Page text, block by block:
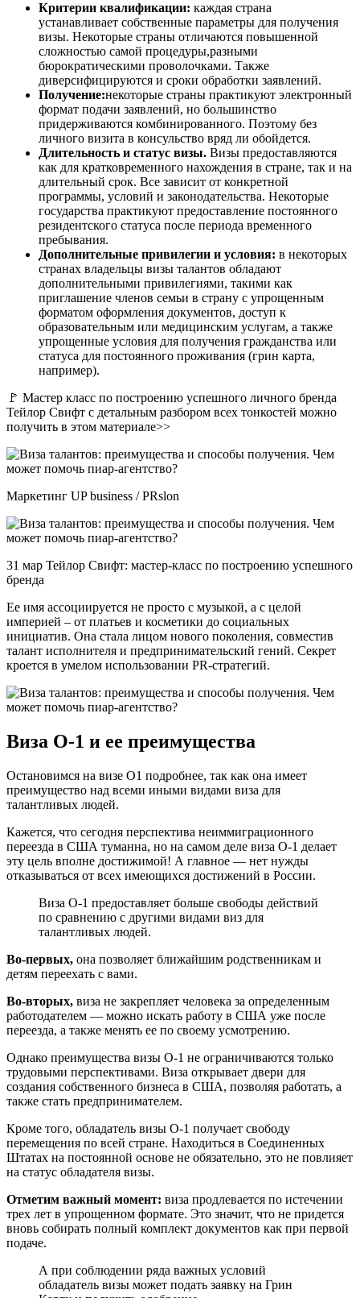
Критерии квалификации: каждая страна
устанавливает собственные параметры для получения
визы. Некоторые страны отличаются повышенной
сложностью самой процедуры,разными
бюрократическими проволочками. Также
диверсифицируются и сроки обработки заявлений.
Получение:некоторые страны практикуют электронный
формат подачи заявлений, но большинство
придерживаются комбинированного. Поэтому без
личного визита в консульство вряд ли обойдется.
Длительность и статус визы. Визы предоставляются
как для кратковременного нахождения в стране, так и на
длительный срок. Все зависит от конкретной
программы, условий и законодательства. Некоторые
государства практикуют предоставление постоянного
резидентского статуса после периода временного
пребывания.
Дополнительные привилегии и условия: в некоторых
странах владельцы визы талантов обладают
дополнительными привилегиями, такими как
приглашение членов семьи в страну с упрощенным
форматом оформления документов, доступ к
образовательным или медицинским услугам, а также
упрощенные условия для получения гражданства или
статуса для постоянного проживания (грин карта,
например).
🚩 Мастер класс по построению успешного личного бренда
Тейлор Свифт с детальным разбором всех тонкостей можно
получить в этом материале>>
Маркетинг UP business / PRslon
31 мар Тейлор Свифт: мастер-класс по построению успешного
бренда
Ее имя ассоциируется не просто с музыкой, а с целой
империей – от платьев и косметики до социальных
инициатив. Она стала лицом нового поколения, совместив
талант исполнителя и предпринимательский гений. Секрет
кроется в умелом использовании PR-стратегий.
Виза О-1 и ее преимущества
Остановимся на визе О1 подробнее, так как она имеет
преимущество над всеми иными видами виза для
талантливых людей.
Кажется, что сегодня перспектива неиммиграционного
переезда в США туманна, но на самом деле виза О-1 делает
эту цель вполне достижимой! А главное — нет нужды
отказываться от всех имеющихся достижений в России.
Виза О-1 предоставляет больше свободы действий
по сравнению с другими видами виз для
талантливых людей.
Во-первых, она позволяет ближайшим родственникам и
детям переехать с вами.
Во-вторых, виза не закрепляет человека за определенным
работодателем — можно искать работу в США уже после
переезда, а также менять ее по своему усмотрению.
Однако преимущества визы О-1 не ограничиваются только
трудовыми перспективами. Виза открывает двери для
создания собственного бизнеса в США, позволяя работать, а
также стать предпринимателем.
Кроме того, обладатель визы О-1 получает свободу
перемещения по всей стране. Находиться в Соединенных
Штатах на постоянной основе не обязательно, это не повлияет
на статус обладателя визы.
Отметим важный момент: виза продлевается по истечении
трех лет в упрощенном формате. Это значит, что не придется
вновь собирать полный комплект документов как при первой
подаче.
А при соблюдении ряда важных условий
обладатель визы может подать заявку на Грин